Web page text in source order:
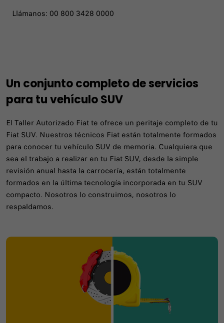
Llámanos: 00 800 3428 0000
Un conjunto completo de servicios
para tu vehículo SUV
El Taller Autorizado Fiat te ofrece un peritaje completo de tu
Fiat SUV. Nuestros técnicos Fiat están totalmente formados
para conocer tu vehículo SUV de memoria. Cualquiera que
sea el trabajo a realizar en tu Fiat SUV, desde la simple
revisión anual hasta la carrocería, están totalmente
formados en la última tecnología incorporada en tu SUV
compacto. Nosotros lo construimos, nosotros lo
respaldamos.